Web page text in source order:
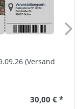
(Versand
30,00 € *